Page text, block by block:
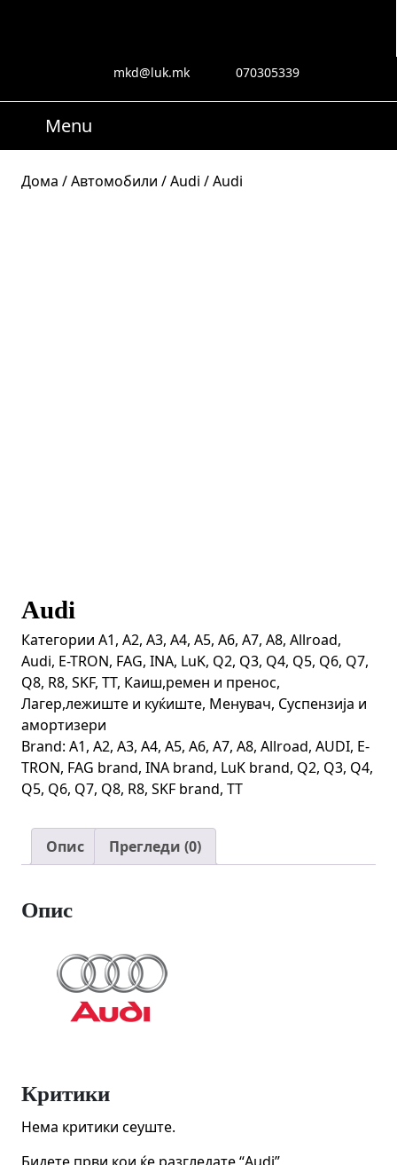
mkd@luk.mk mkd@luk.mk070305339
Menu
Дома /Автомобили /Audi / Audi
Audi
Категории A1, A2, A3, A4, A5, A6, A7, A8, Allroad,
Audi, E-TRON, FAG, INA, LuK, Q2, Q3, Q4, Q5, Q6, Q7,
Q8, R8, SKF, TT, Каиш,ремен и пренос,
Лагер,лежиште и куќиште, Менувач, Суспензија и
амортизери
Brand: A1, A2, A3, A4, A5, A6, A7, A8, Allroad, AUDI, E-
TRON, FAG brand, INA brand, LuK brand, Q2, Q3, Q4,
Q5, Q6, Q7, Q8, R8, SKF brand, TT
Опис Прегледи (0)
Опис
Критики
Нема критики сеуште.